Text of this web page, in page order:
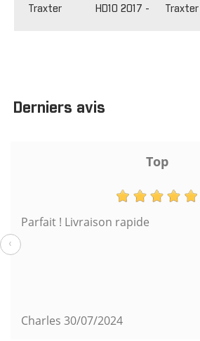
Traxter HD10 2017 -
Derniers avis
Top
Parfait ! Livraison rapide
Charles 30/07/2024
‹